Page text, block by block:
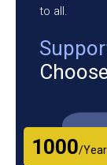
to all.
₹1000/Year